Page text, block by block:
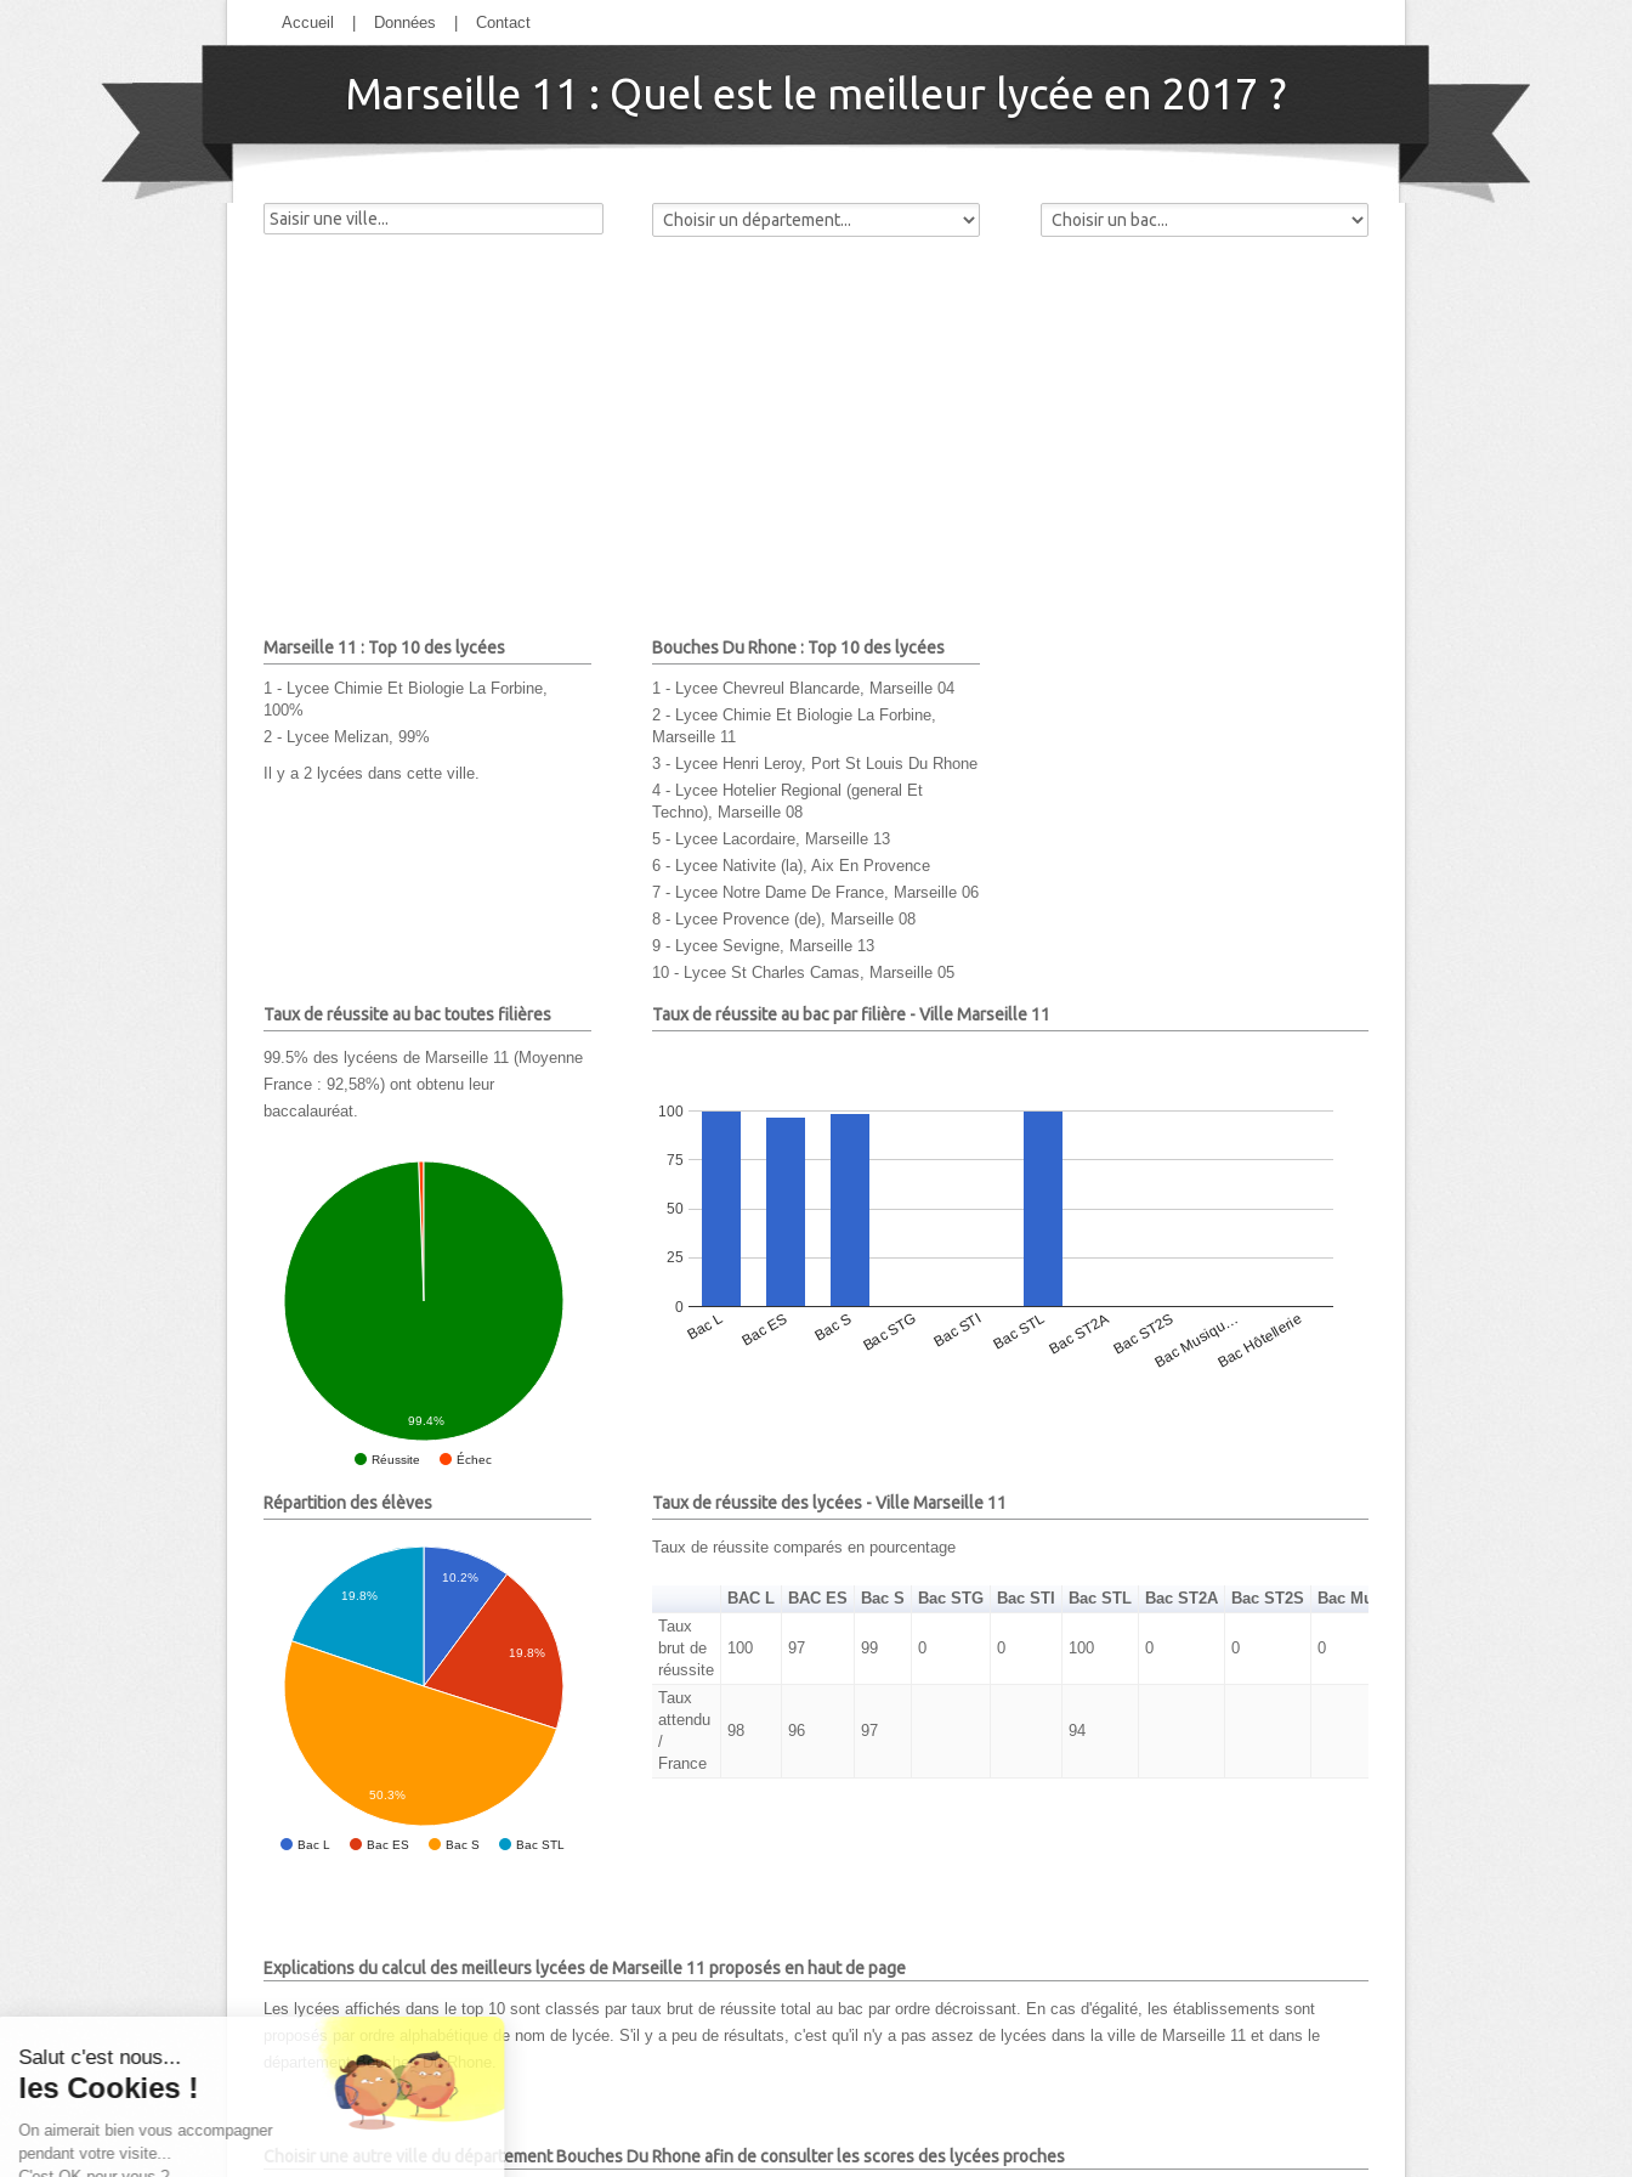
Accueil Données Contact
Marseille 11 : Quel est le meilleur lycée en 2017 ?
Marseille 11 : Top 10 des lycées
1 - Lycee Chimie Et Biologie La Forbine,
100%
2 - Lycee Melizan, 99%
Il y a 2 lycées dans cette ville.
Bouches Du Rhone : Top 10 des lycées
1 - Lycee Chevreul Blancarde, Marseille 04
2 - Lycee Chimie Et Biologie La Forbine,
Marseille 11
3 - Lycee Henri Leroy, Port St Louis Du Rhone
4 - Lycee Hotelier Regional (general Et
Techno), Marseille 08
5 - Lycee Lacordaire, Marseille 13
6 - Lycee Nativite (la), Aix En Provence
7 - Lycee Notre Dame De France, Marseille 06
8 - Lycee Provence (de), Marseille 08
9 - Lycee Sevigne, Marseille 13
10 - Lycee St Charles Camas, Marseille 05
Taux de réussite au bac toutes filières
99.5% des lycéens de Marseille 11 (Moyenne
France : 92,58%) ont obtenu leur
baccalauréat.
Réussite Échec
99.4%
Taux de réussite au bac par filière - Ville Marseille 11
Bac L Bac ES Bac S Bac STG Bac STI Bac STLBac ST2ABac ST2SBac Musiqu…Bac Hôtellerie
0
25
50
75
100
Répartition des élèves
Bac L Bac ES Bac S Bac STL
10.2%
19.8%
19.8%
50.3%
Taux de réussite des lycées - Ville Marseille 11
Taux de réussite comparés en pourcentage
BAC L BAC ES Bac S Bac STG Bac STI Bac STL Bac ST2A Bac ST2S Bac Musique Danse
Taux
brut de
réussite
100 97 99 0 0 100 0 0 0
Taux
attendu
/
France
98 96 97 94
Explications du calcul des meilleurs lycées de Marseille 11 proposés en haut de page
Les lycées affichés dans le top 10 sont classés par taux brut de réussite total au bac par ordre décroissant. En cas d'égalité, les établissements sont
proposés par ordre alphabétique de nom de lycée. S'il y a peu de résultats, c'est qu'il n'y a pas assez de lycées dans la ville de Marseille 11 et dans le
département Bouches Du Rhone.
Choisir une autre ville du département Bouches Du Rhone afin de consulter les scores des lycées proches
Salut c'est nous...
les Cookies !
On aimerait bien vous accompagner
pendant votre visite...